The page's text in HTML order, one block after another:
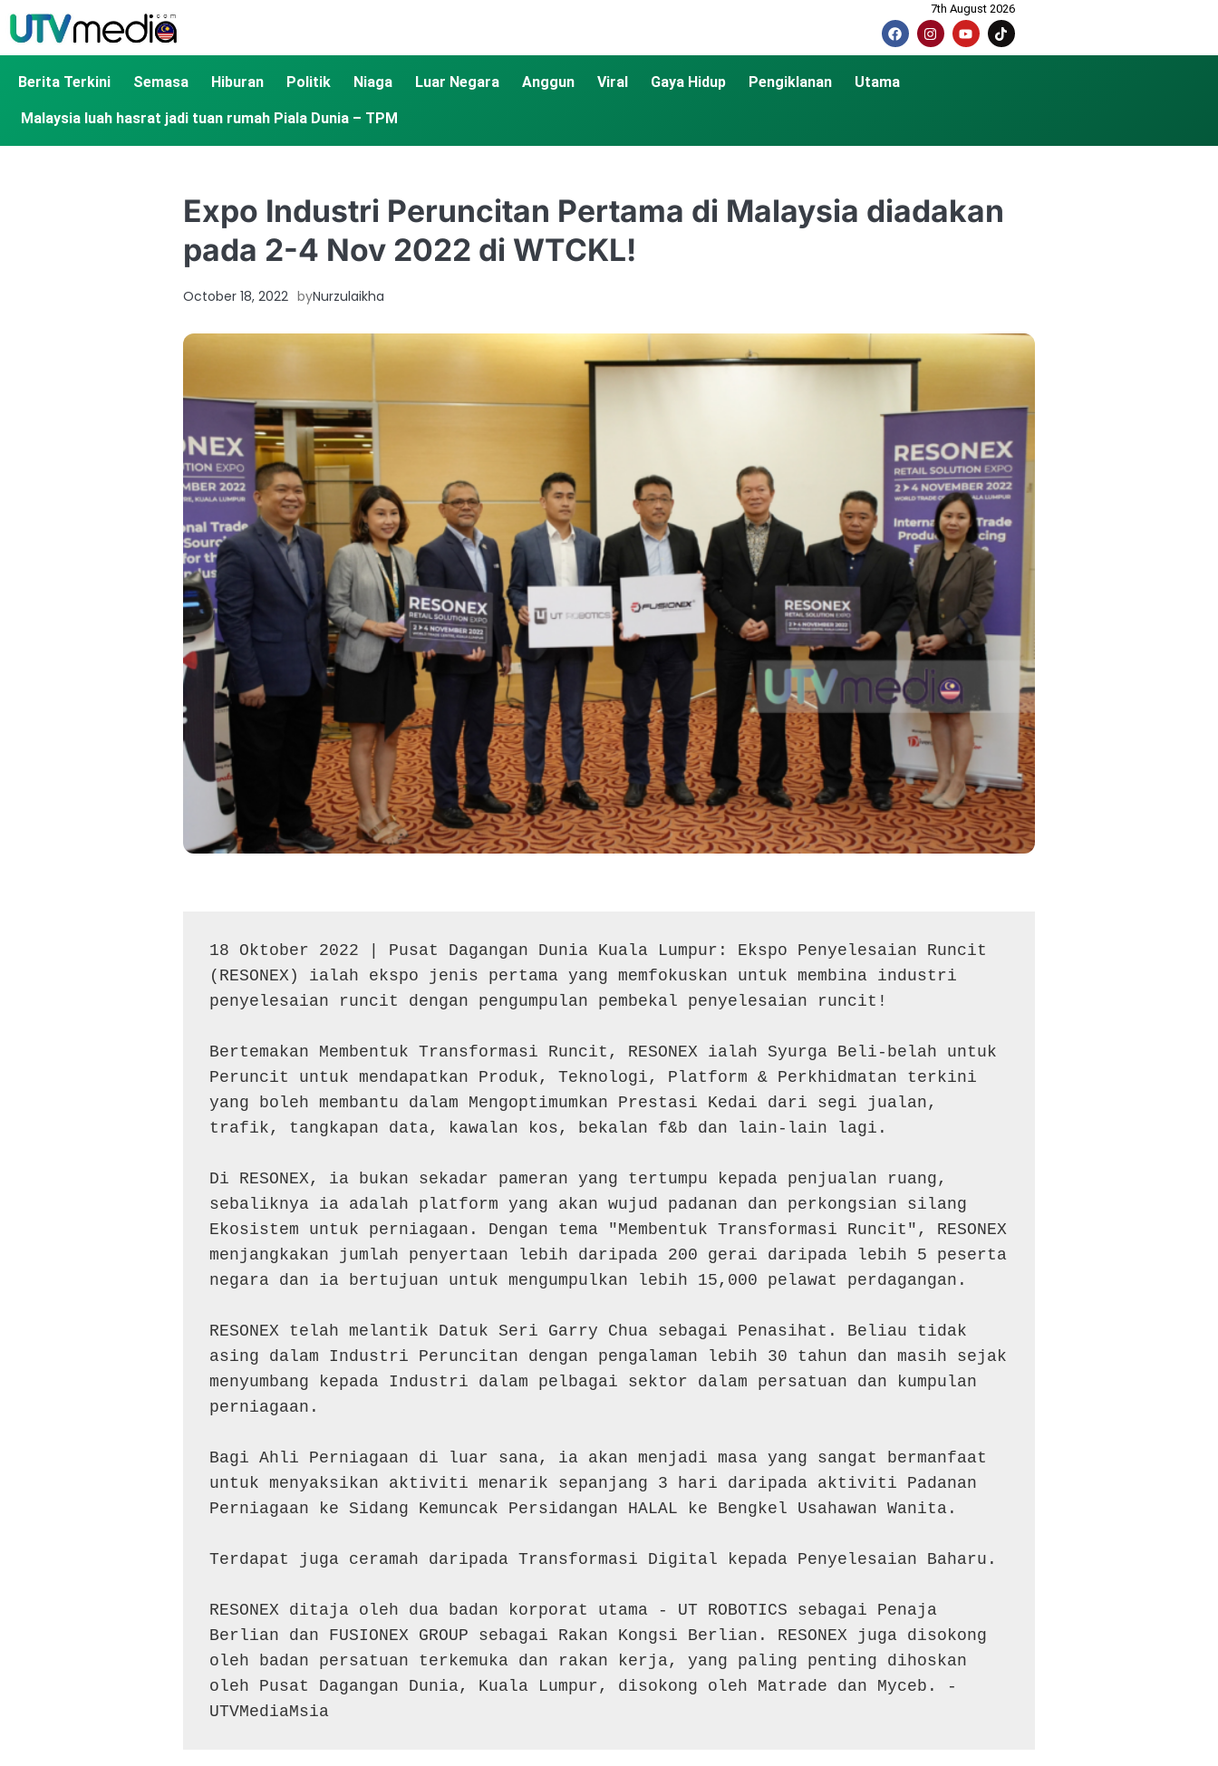
7th August 2026
Berita Terkini Semasa Hiburan Politik Niaga Luar Negara Anggun Viral Gaya Hidup Pengiklanan Utama
Malaysia luah hasrat jadi tuan rumah Piala Dunia – TPM
Expo Industri Peruncitan Pertama di Malaysia diadakan
pada 2-4 Nov 2022 di WTCKL!
October 18, 2022 byNurzulaikha
18 Oktober 2022 | Pusat Dagangan Dunia Kuala Lumpur: Ekspo Penyelesaian Runcit
(RESONEX) ialah ekspo jenis pertama yang memfokuskan untuk membina industri
penyelesaian runcit dengan pengumpulan pembekal penyelesaian runcit!
Bertemakan Membentuk Transformasi Runcit, RESONEX ialah Syurga Beli-belah untuk
Peruncit untuk mendapatkan Produk, Teknologi, Platform & Perkhidmatan terkini
yang boleh membantu dalam Mengoptimumkan Prestasi Kedai dari segi jualan,
trafik, tangkapan data, kawalan kos, bekalan f&b dan lain-lain lagi.
Di RESONEX, ia bukan sekadar pameran yang tertumpu kepada penjualan ruang,
sebaliknya ia adalah platform yang akan wujud padanan dan perkongsian silang
Ekosistem untuk perniagaan. Dengan tema "Membentuk Transformasi Runcit", RESONEX
menjangkakan jumlah penyertaan lebih daripada 200 gerai daripada lebih 5 peserta
negara dan ia bertujuan untuk mengumpulkan lebih 15,000 pelawat perdagangan.
RESONEX telah melantik Datuk Seri Garry Chua sebagai Penasihat. Beliau tidak
asing dalam Industri Peruncitan dengan pengalaman lebih 30 tahun dan masih sejak
menyumbang kepada Industri dalam pelbagai sektor dalam persatuan dan kumpulan
perniagaan.
Bagi Ahli Perniagaan di luar sana, ia akan menjadi masa yang sangat bermanfaat
untuk menyaksikan aktiviti menarik sepanjang 3 hari daripada aktiviti Padanan
Perniagaan ke Sidang Kemuncak Persidangan HALAL ke Bengkel Usahawan Wanita.
Terdapat juga ceramah daripada Transformasi Digital kepada Penyelesaian Baharu.
RESONEX ditaja oleh dua badan korporat utama - UT ROBOTICS sebagai Penaja
Berlian dan FUSIONEX GROUP sebagai Rakan Kongsi Berlian. RESONEX juga disokong
oleh badan persatuan terkemuka dan rakan kerja, yang paling penting dihoskan
oleh Pusat Dagangan Dunia, Kuala Lumpur, disokong oleh Matrade dan Myceb. -
UTVMediaMsia